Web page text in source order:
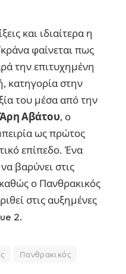
και ιδιαίτερα η
φαίνεται πως
την επιτυχημένη
κατηγορία στην
του μέσα από την
Άρη Αβάτου, ο
ως πρώτος
επίπεδο. Ένα
βαρύνει στις
ο Πανθρακικός
στις αυξημένες
2.
Πανθρακικός